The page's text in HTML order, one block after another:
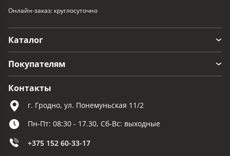
Онлайн-заказ: круглосуточно
Каталог
Покупателям
Контакты
г. Гродно, ул. Понемуньская 11/2
Пн-Пт: 08:30 - 17.30, Сб-Вс: выходные
+375 152 60-33-17